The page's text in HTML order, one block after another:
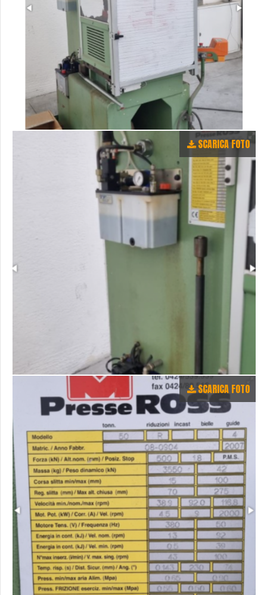
SCARICA FOTO
SCARICA FOTO